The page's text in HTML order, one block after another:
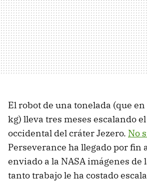
El robot de una tonelada (que
kg) lleva tres meses escalando
occidental del cráter Jezero. No
Perseverance ha llegado por fin
enviado a la NASA imágenes de
tanto trabajo le ha costado